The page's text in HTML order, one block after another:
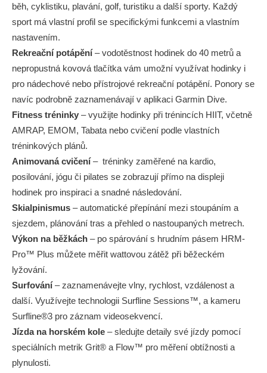
běh, cyklistiku, plavání, golf, turistiku a další sporty. Každý
sport má vlastní profil se specifickými funkcemi a vlastním
nastavením.
Rekreační potápění– vodotěstnost hodinek do 40 metrů a
nepropustná kovová tlačítka vám umožní využívat hodinky i
pro nádechové nebo přístrojové rekreační potápění. Ponory se
navíc podrobně zaznamenávají v aplikaci Garmin Dive.
Fitness tréninky – využijte hodinky při trénincích HIIT, včetně
AMRAP, EMOM, Tabata nebo cvičení podle vlastních
tréninkových plánů.
Animovaná cvičení– tréninky zaměřené na kardio,
posilování, jógu či pilates se zobrazují přímo na displeji
hodinek pro inspiraci a snadné následování.
Skialpinismus – automatické přepínání mezi stoupáním a
sjezdem, plánování tras a přehled o nastoupaných metrech.
Výkon na běžkách – po spárování s hrudním pásem HRM-
Pro™ Plus můžete měřit wattovou zátěž při běžeckém
lyžování.
Surfování– zaznamenávejte vlny, rychlost, vzdálenost a
další. Využívejte technologii Surfline Sessions™, a kameru
Surfline®3 pro záznam videosekvencí.
Jízda na horském kole – sledujte detaily své jízdy pomocí
speciálních metrik Grit® a Flow™ pro měření obtížnosti a
plynulosti.